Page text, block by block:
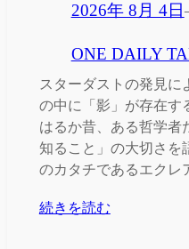
2026年 8月 4日
ONE DAILY
スターダストの発見に
の中に「影」が存在す
はるか昔、ある哲学者
知ること」の大切さを
のカタチであるエクレ
続きを読む